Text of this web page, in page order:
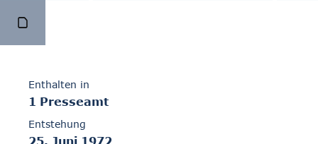
Enthalten in
1 Presseamt
Entstehung
25. Juni 1972